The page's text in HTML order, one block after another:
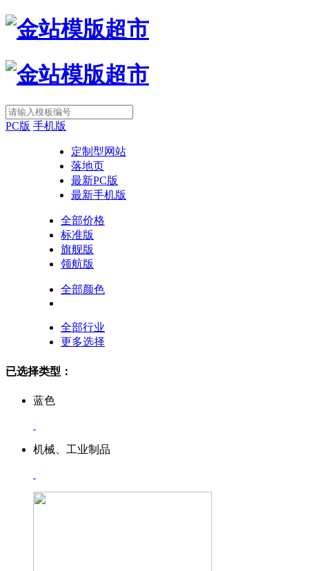
PC版 手机版
定制型网站
落地页
最新PC版
最新手机版
全部价格
标准版
旗舰版
领航版
全部颜色
全部行业
更多选择
已选择类型：
蓝色
机械、工业制品